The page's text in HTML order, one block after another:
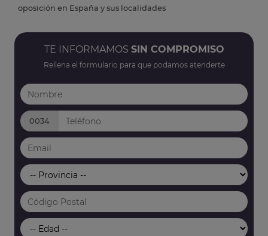
oposición en España y sus localidades
TE INFORMAMOS SIN COMPROMISO
Rellena el formulario para que podamos atenderte
0034